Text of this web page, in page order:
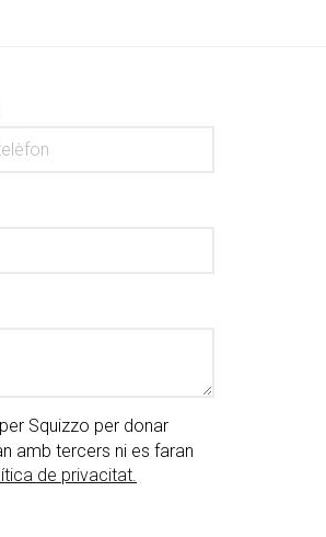
Squizzo per donar
amb tercers ni es faran
de privacitat.